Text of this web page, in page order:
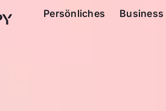
Persönliches Business